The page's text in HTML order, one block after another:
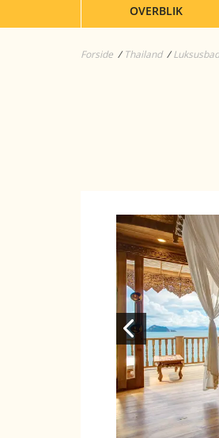
OVERBLIK
Forside Thailand